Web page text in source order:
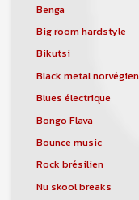
Benga
Big room hardstyle
Bikutsi
Black metal norvégien
Blues électrique
Bongo Flava
Bounce music
Rock brésilien
Nu skool breaks